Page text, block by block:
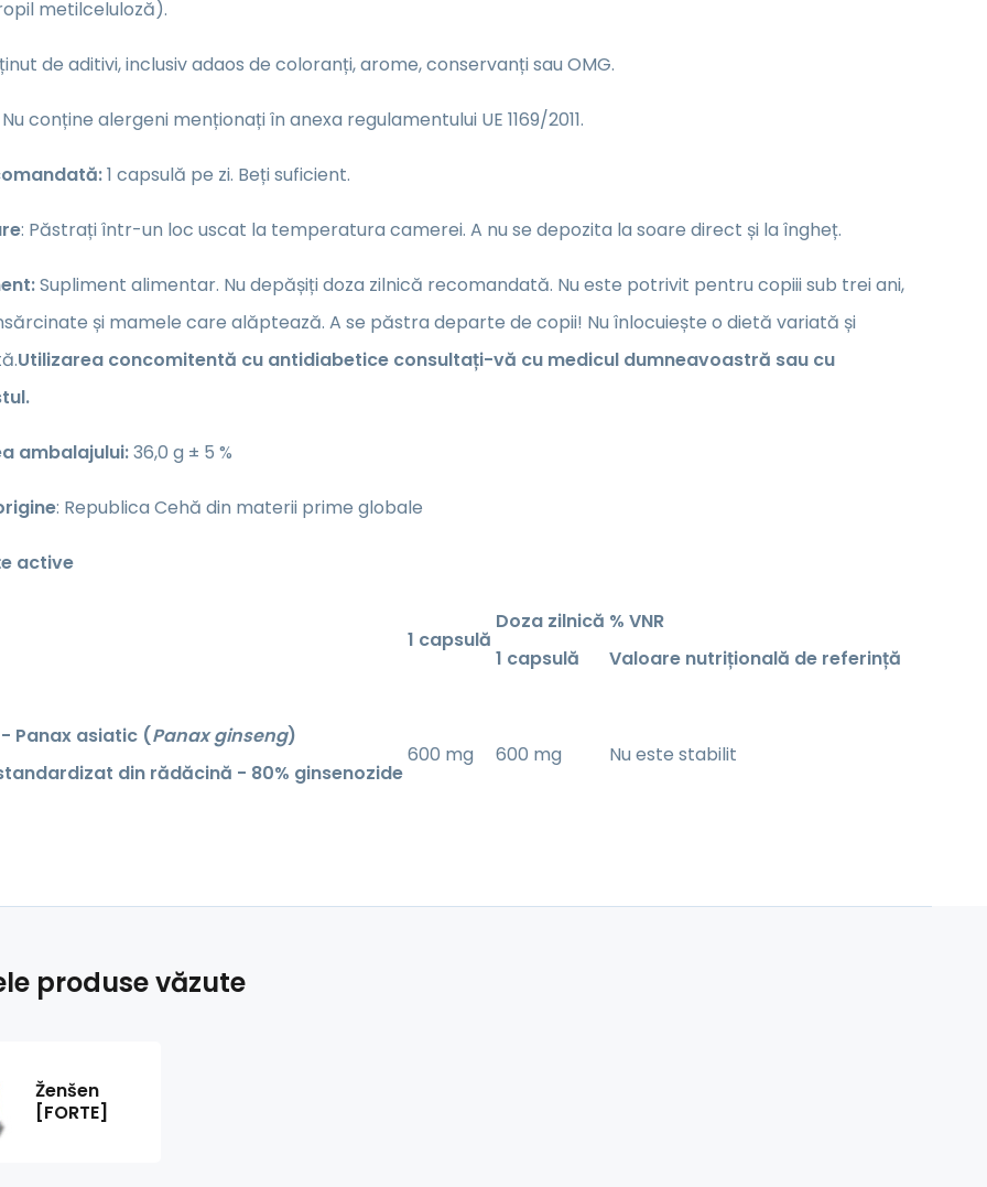
metilceluloză).
de aditivi, inclusiv adaos de coloranți, arome, conservanți sau OMG.
conține alergeni menționați în anexa regulamentului UE 1169/2011.
1 capsulă pe zi. Beți suficient.
: Păstrați într-un loc uscat la temperatura camerei. A nu se depozita la soare direct și la îngheț.
Supliment alimentar. Nu depășiți doza zilnică recomandată. Nu este potrivit pentru copiii sub trei ani,
și mamele care alăptează. A se păstra departe de copii! Nu înlocuiește o dietă variată și
Utilizarea concomitentă cu antidiabetice consultați-vă cu medicul dumneavoastră sau cu
ambalajului:36,0 g ± 5 %
: Republica Cehă din materii prime globale
active
1 capsulă
Doza zilnică
1 capsulă
% VNR
Valoare nutrițională de referință
Panax asiatic (Panax ginseng)
din rădăcină - 80% ginsenozide
600 mg 600 mg Nu este stabilit
produse văzute
Ženšen
[FORTE]